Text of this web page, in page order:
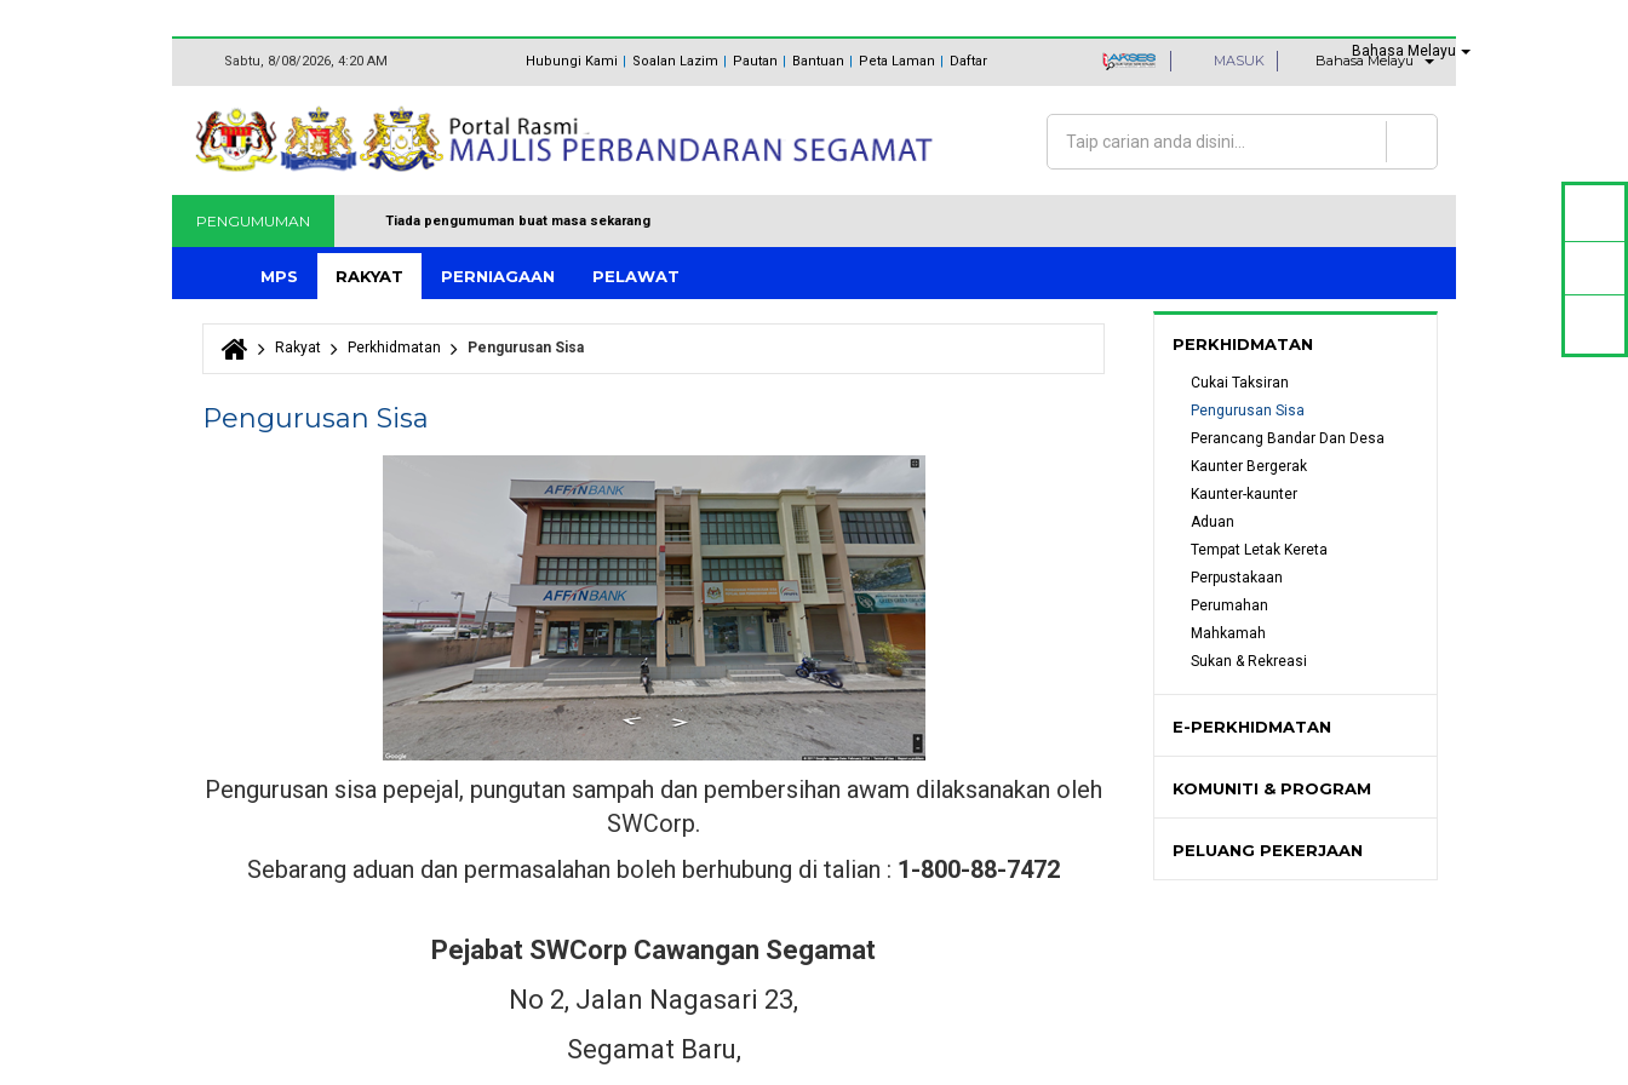
Sabtu, 8/08/2026, 4:20 AM Hubungi Kami Soalan Lazim Pautan Bantuan Peta Laman Daftar MASUK Bahasa Melayu
Borang carian
Carian
PENGUMUMAN Tiada pengumuman buat masa sekarang
MPS RAKYAT PERNIAGAAN PELAWAT
Anda di sini
Rakyat Perkhidmatan Pengurusan Sisa
Pengurusan Sisa
Pengurusan sisa pepejal, pungutan sampah dan pembersihan awam dilaksanakan oleh
SWCorp.
Sebarang aduan dan permasalahan boleh berhubung di talian : 1-800-88-7472
Pejabat SWCorp Cawangan Segamat
No 2, Jalan Nagasari 23,
Segamat Baru,
PERKHIDMATAN
Cukai Taksiran
Pengurusan Sisa
Perancang Bandar Dan Desa
Kaunter Bergerak
Kaunter-kaunter
Aduan
Tempat Letak Kereta
Perpustakaan
Perumahan
Mahkamah
Sukan & Rekreasi
E-PERKHIDMATAN
KOMUNITI & PROGRAM
PELUANG PEKERJAAN
Bahasa Melayu